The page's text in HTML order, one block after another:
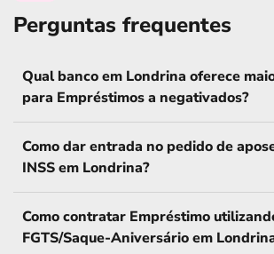
Perguntas frequentes
Qual banco em Londrina oferece
para Empréstimos a negativados?
Como dar entrada no pedido de
INSS em Londrina?
Como contratar Empréstimo
FGTS/Saque-Aniversário em